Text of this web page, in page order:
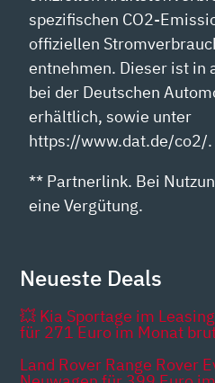
spezifischen CO2-
offiziellen
entnehmen. Dieser ist in
bei der Deutschen
erhältlich, sowie unter
https://www.dat.de/co2/.
** Partnerlink. Bei
eine Vergütung.
Neueste Deals
💥 Kia Sportage im
für 271 Euro im Monat
Land Rover Range Rover